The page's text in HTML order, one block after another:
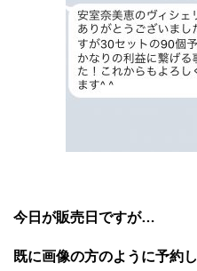
今日が販売日ですが…
既に画像の方のように予約し